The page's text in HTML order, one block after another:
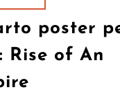
poster
Rise of An